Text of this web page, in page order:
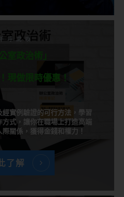
呼萬喚
室政治術」
現做限時優惠！
實例驗證的可行方法，學習
式，讓你在職場上打造高端
關係，獲得金錢和權力！
了解